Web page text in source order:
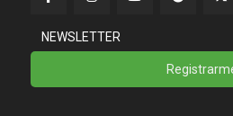
NEWSLETTER